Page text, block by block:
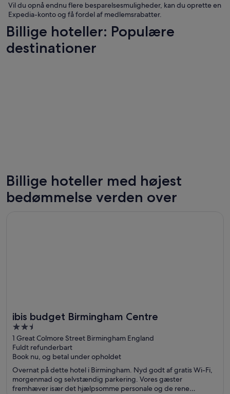
Vil du opnå endnu flere besparelsesmuligheder, kan du oprette en
Expedia-konto og få fordel af medlemsrabatter.
Billige hoteller: Populære
destinationer
Las Vegas
194 lavprishoteller
Billige hoteller med højest
bedømmelse verden over
ibis budget Birmingham Centre
2.5
out
of
5
1 Great Colmore Street Birmingham England
Fuldt refunderbart
Book nu, og betal under opholdet
Overnat på dette hotel i Birmingham. Nyd godt af gratis Wi-Fi,
morgenmad og selvstændig parkering. Vores gæster
fremhæver især det hjælpsomme personale og de rene